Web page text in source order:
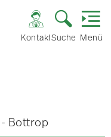
KontaktSuche Menü
Bottrop